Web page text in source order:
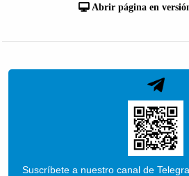
Abrir página en
Suscríbete a nuestro canal de